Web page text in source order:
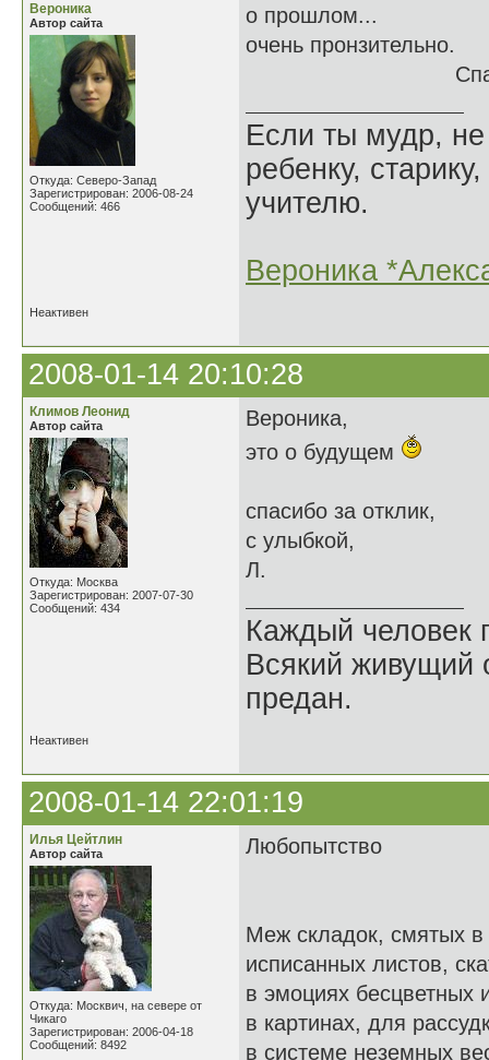
Вероника
Автор сайта
Откуда: Северо-Запад
Зарегистрирован: 2006-08-24
Сообщений: 466
о прошлом...
очень пронзительно.
Если ты мудр, не
ребенку,
учителю.
Вероника
Неактивен
2008-01-14 20:10:28
Климов Леонид
Автор сайта
Откуда: Москва
Зарегистрирован: 2007-07-30
Сообщений: 434
Вероника,
это о будущем
спасибо за отклик,
с улыбкой,
Л.
Каждый человек
Всякий живущий
предан.
Неактивен
2008-01-14 22:01:19
Илья Цейтлин
Автор сайта
Откуда: Москвич, на севере от
Чикаго
Зарегистрирован: 2006-04-18
Сообщений: 8492
Любопытство
Меж складок, смятых в
исписанных листов,
в эмоциях бесцветных
в картинах, для
в системе неземных